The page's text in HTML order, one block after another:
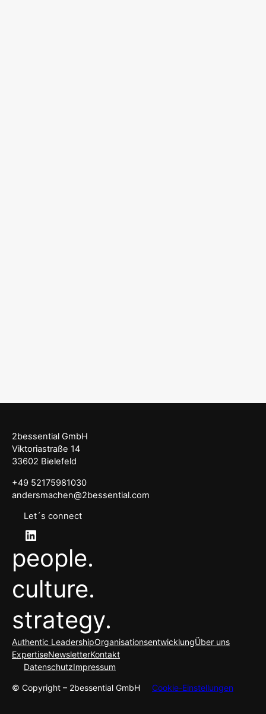
2bessential GmbH
Viktoriastraße 14
33602 Bielefeld
+49 52175981030
andersmachen@2bessential.com
Let´s connect
LinkedIn
people.
culture.
strategy.
Authentic LeadershipOrganisationsentwicklungÜber uns
ExpertiseNewsletterKontakt
DatenschutzImpressum
© Copyright – 2bessential GmbH Cookie-Einstellungen